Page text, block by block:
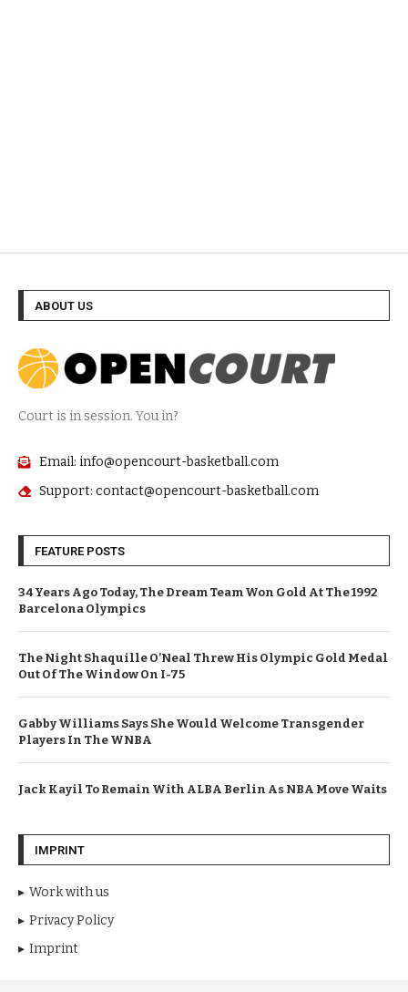
ABOUT US
Court is in session. You in?
Email: info@opencourt-basketball.com
Support: contact@opencourt-basketball.com
FEATURE POSTS
34 Years Ago Today, The Dream Team Won Gold At The 1992
Barcelona Olympics
The Night Shaquille O’Neal Threw His Olympic Gold Medal
Out Of The Window On I-75
Gabby Williams Says She Would Welcome Transgender
Players In The WNBA
Jack Kayil To Remain With ALBA Berlin As NBA Move Waits
IMPRINT
Work with us
Privacy Policy
Imprint